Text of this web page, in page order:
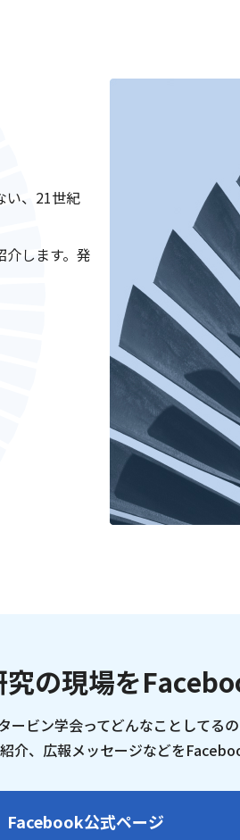
い、21世紀
します。発
の現場を
ービン学会ってどんなことしてるの
介、広報メッセージなどを
Facebook公式ページ